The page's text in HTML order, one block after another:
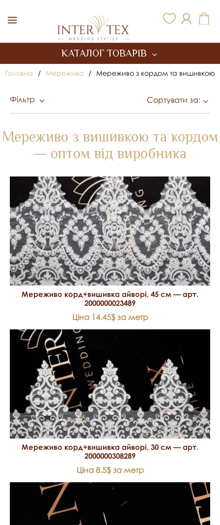
КАТАЛОГ ТОВАРІВ
Головна / Мереживо / Мереживо з кордом та вишивкою
Фільтр Сортувати за:
Мереживо з вишивкою та кордом
— оптом від виробника
Мереживо корд+вишивка айворі, 45 см — арт.
2000000023489
Ціна 14.45$ за метр
Мереживо корд+вишивка айворі, 30 см — арт.
2000000308289
Ціна 8.5$ за метр